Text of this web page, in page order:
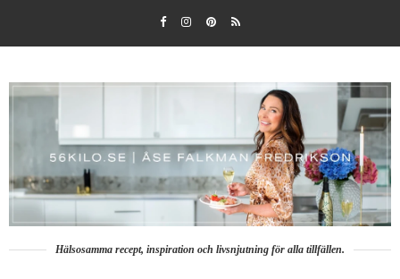
Hälsosamma recept, inspiration och livsnjutning för alla tillfällen.